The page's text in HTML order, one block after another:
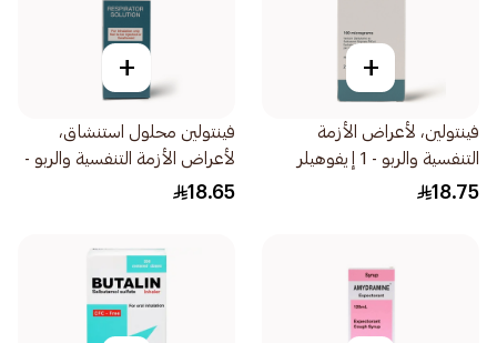
+
فينتولين، لأعراض الأزمة
التنفسية والربو - 1 إيفوهيلر
1قطعة
18.75
+
فينتولين محلول استنشاق،
لأعراض الأزمة التنفسية والربو -
20مل
18.65